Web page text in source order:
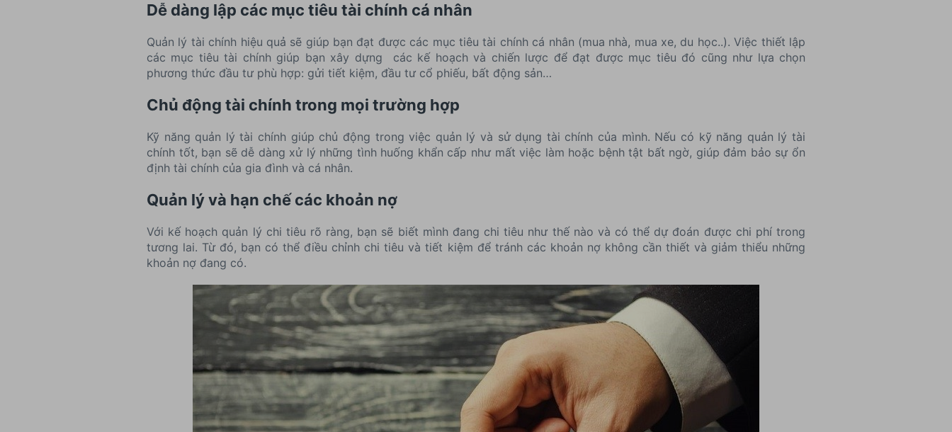
Dễ dàng lập các mục tiêu tài chính cá nhân
Quản lý tài chính hiệu quả sẽ giúp bạn đạt được các mục tiêu tài chính cá nhân (mua nhà, mua xe, du học..). Việc thiết lập
các mục tiêu tài chính giúp bạn xây dựng các kế hoạch và chiến lược để đạt được mục tiêu đó cũng như lựa chọn
phương thức đầu tư phù hợp: gửi tiết kiệm, đầu tư cổ phiếu, bất động sản…
Chủ động tài chính trong mọi trường hợp
Kỹ năng quản lý tài chính giúp chủ động trong việc quản lý và sử dụng tài chính của mình. Nếu có kỹ năng quản lý tài
chính tốt, bạn sẽ dễ dàng xử lý những tình huống khẩn cấp như mất việc làm hoặc bệnh tật bất ngờ, giúp đảm bảo sự ổn
định tài chính của gia đình và cá nhân.
Quản lý và hạn chế các khoản nợ
Với kế hoạch quản lý chi tiêu rõ ràng, bạn sẽ biết mình đang chi tiêu như thế nào và có thể dự đoán được chi phí trong
tương lai. Từ đó, bạn có thể điều chỉnh chi tiêu và tiết kiệm để tránh các khoản nợ không cần thiết và giảm thiểu những
khoản nợ đang có.